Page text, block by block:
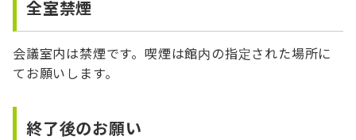
全室禁煙
会議室内は禁煙です。喫煙は館内の指定された場所に
てお願いします。
終了後のお願い